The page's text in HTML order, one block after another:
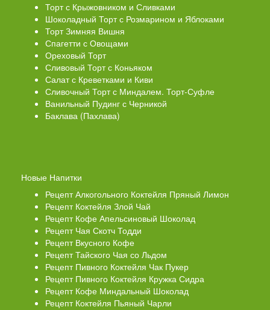
Торт с Крыжовником и Сливками
Шоколадный Торт с Розмарином и Яблоками
Торт Зимняя Вишня
Спагетти с Овощами
Ореховый Торт
Сливовый Торт с Коньяком
Салат с Креветками и Киви
Сливочный Торт с Миндалем. Торт-Суфле
Ванильный Пудинг с Черникой
Баклава (Пахлава)
Новые Напитки
Рецепт Алкогольного Коктейля Пряный Лимон
Рецепт Коктейля Злой Чай
Рецепт Кофе Апельсиновый Шоколад
Рецепт Чая Скотч Тодди
Рецепт Вкусного Кофе
Рецепт Тайского Чая со Льдом
Рецепт Пивного Коктейля Чак Пукер
Рецепт Пивного Коктейля Кружка Сидра
Рецепт Кофе Миндальный Шоколад
Рецепт Коктейля Пьяный Чарли